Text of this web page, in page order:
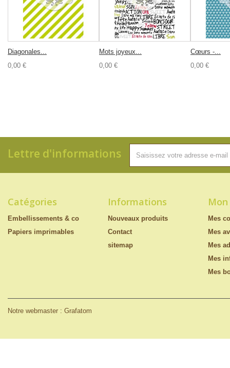
Diagonales...
0,00 €
Mots joyeux...
0,00 €
Cœurs -...
0,00 €
Lettre d'informations
Catégories
Embellissements & co
Papiers imprimables
Informations
Nouveaux produits
Contact
sitemap
Notre webmaster : Grafatom
Mes
Mes
Mes
Mes
Mes